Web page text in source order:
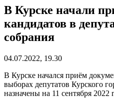
В Курске начали
кандидатов в
собрания
04.07.2022, 19.30
В Курске начался приём
выборах депутатов Курского
назначены на 11 сентября 2022